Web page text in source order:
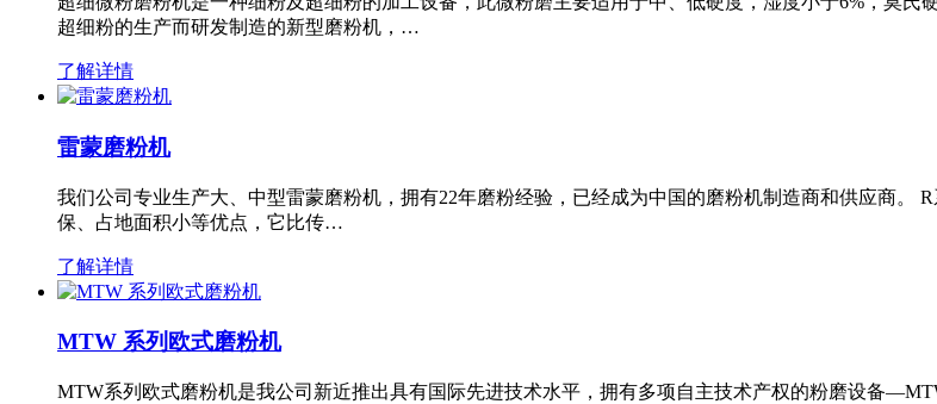
超细粉的生产而研发制造的新型磨粉机，…
了解详情
雷蒙磨粉机
我们公司专业生产大、中型雷蒙磨粉机，拥有22年磨粉经验，已经成为中国的磨粉机制造商和供应商。
保、占地面积小等优点，它比传…
了解详情
MTW 系列欧式磨粉机
MTW系列欧式磨粉机是我公司新近推出具有国际先进技术水平，拥有多项自主技术产权的粉磨设备